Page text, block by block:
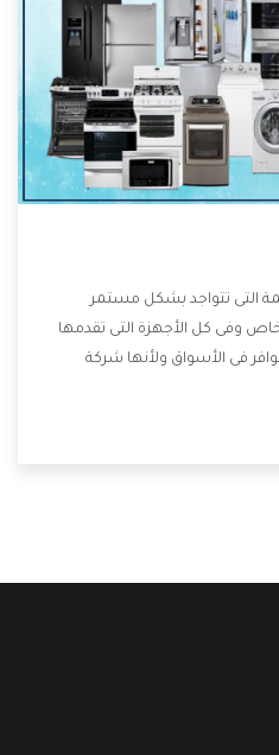
التى تتواجد بشكل مستمر
وفى كل الأجهزة التى تقدمها
فى الأسواق ولأنها شركة
التى تسهل على